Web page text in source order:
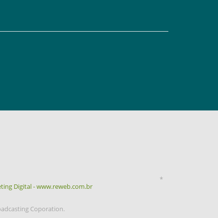
Digital - www.reweb.com.br
*
Coporation.